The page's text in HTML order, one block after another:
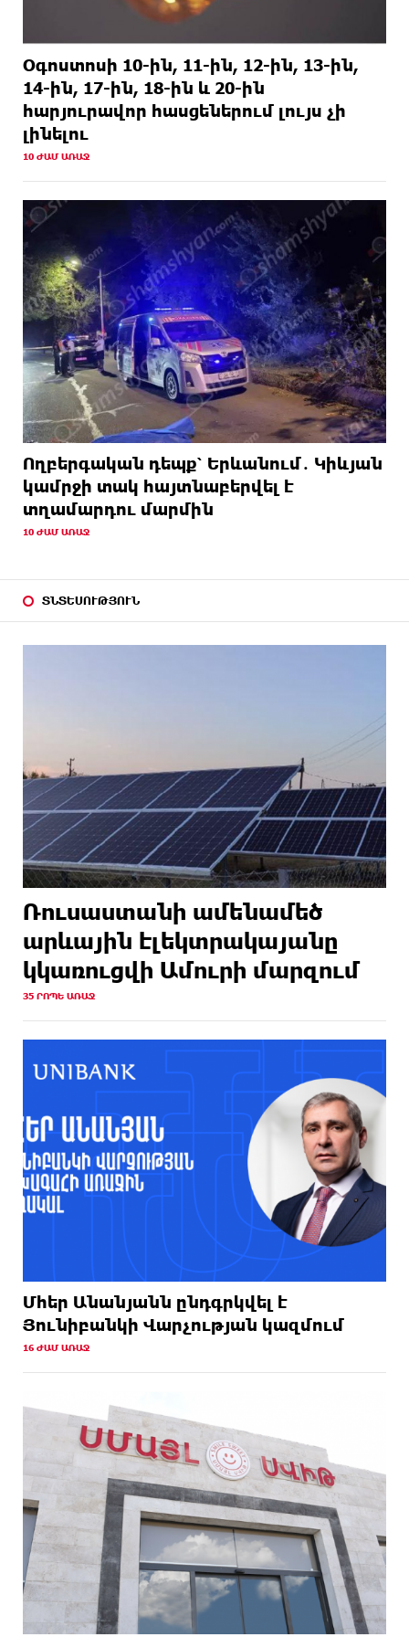
Օգոստոսի 10-ին, 11-ին, 12-ին, 13-ին,
14-ին, 17-ին, 18-ին և 20-ին
հարյուրավոր հասցեներում լույս չի
լինելու
10 ԺԱՄ ԱՌԱՋ
Ողբերգական դեպք՝ Երևանում․ Կիևյան
կամրջի տակ հայտնաբերվել է
տղամարդու մարմին
10 ԺԱՄ ԱՌԱՋ
ՏՆՏԵՍՈՒԹՅՈՒՆ
Ռուսաստանի ամենամեծ
արևային էլեկտրակայանը
կկառուցվի Ամուրի մարզում
35 ՐՈՊԵ ԱՌԱՋ
Մհեր Անանյանն ընդգրկվել է
Յունիբանկի Վարչության կազմում
16 ԺԱՄ ԱՌԱՋ